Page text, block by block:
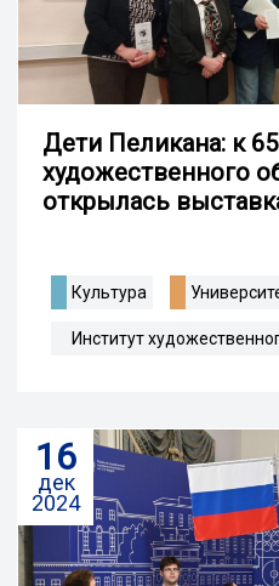
Дети Пеликана: к
художественного
открылась
Культура
Институт
16
дек
2024